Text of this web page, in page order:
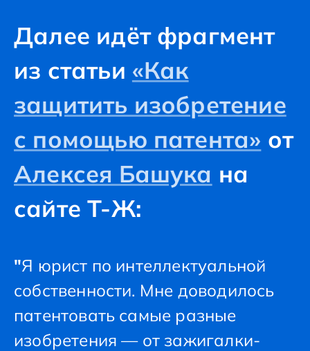
Далее идёт фрагмент
из статьи «Как
защитить изобретение
с помощью патента» от
Алексея Башука на
сайте Т-Ж:
"Я юрист по интеллектуальной
собственности. Мне доводилось
патентовать самые разные
изобретения — от зажигалки-